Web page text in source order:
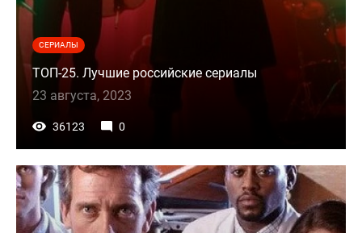
СЕРИАЛЫ
ТОП-25. Лучшие российские сериалы
23 августа, 2023
36123 0